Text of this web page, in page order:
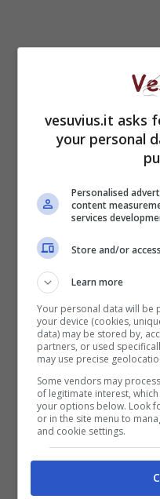
Quando i condomini
avvenuto era già
nella tarda
fuoco e i carabinieri.
vesuvius.it asks
your personal
Personalised
content
services
Store and/or
Learn more
Your personal data will be
your device (cookies,
data) may be stored by,
partners, or used
may use precise
Some vendors may
of legitimate interest,
your options below. Look
or in the site menu to
and cookie settings.